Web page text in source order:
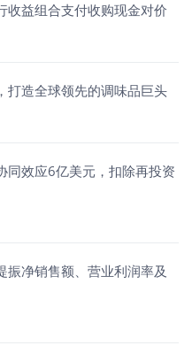
收益组合支付收购现金对价
打造全球领先的调味品巨头
同效应6亿美元，扣除再投资
净销售额、营业利润率及